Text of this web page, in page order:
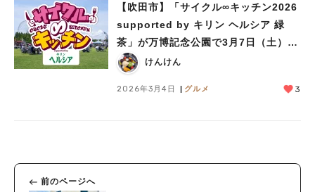
【吹田市】「サイクル∞キッチン2026
supported by キリン ヘルシア 緑
茶」が万博記念公園で3月7日（土）、
8日（日）に開催！
けんけん
2026年3月4日 グルメ 3
前のページへ